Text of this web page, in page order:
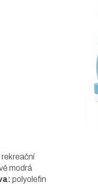
rekreační
modrá
polyolefin